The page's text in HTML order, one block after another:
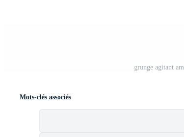
grunge agitant
Mots-clés associés